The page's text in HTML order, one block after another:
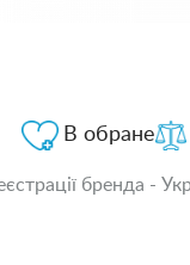
В обране
бренда -